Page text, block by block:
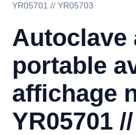
YR05701 // YR05703
Autoclave
portable
affichage
YR05701